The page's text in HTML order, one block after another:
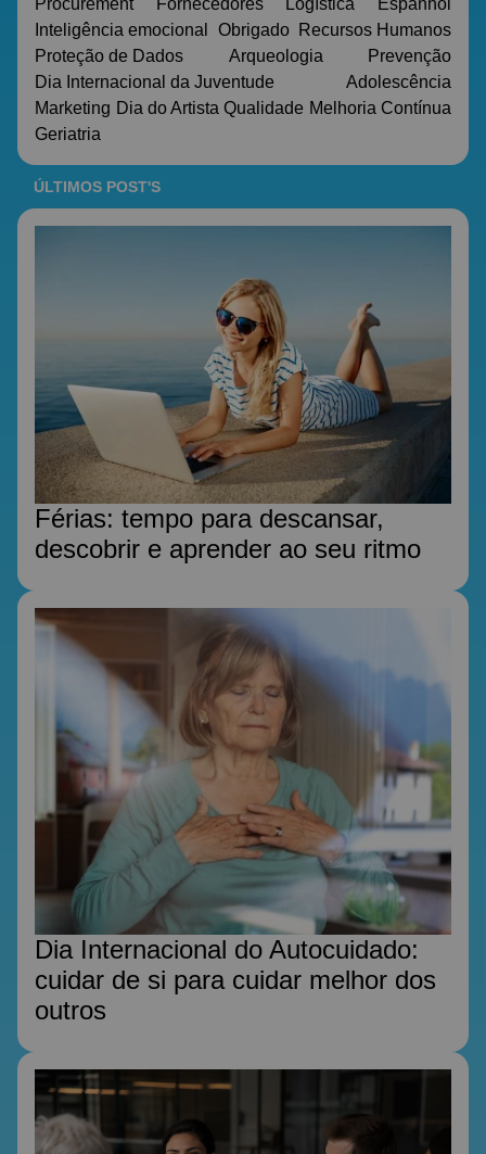
Procurement
Fornecedores Logística
Espanhol
Inteligência emocional
Obrigado
Recursos Humanos
Proteção de Dados
Arqueologia
Prevenção
Dia Internacional da Juventude
Adolescência
Marketing Dia do Artista Qualidade Melhoria Contínua
Geriatria
ÚLTIMOS POST'S
Férias: tempo para descansar,
descobrir e aprender ao seu ritmo
Dia Internacional do Autocuidado:
cuidar de si para cuidar melhor dos
outros